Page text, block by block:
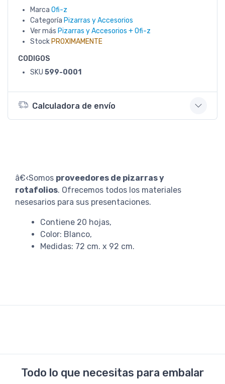
Marca Ofi-z
Categoría Pizarras y Accesorios
Ver más Pizarras y Accesorios + Ofi-z
Stock PROXIMAMENTE
CODIGOS
SKU 599-0001
Calculadora de envío
â€‹Somos proveedores de pizarras y
rotafolios. Ofrecemos todos los materiales
nesesarios para sus presentaciones.
Contiene 20 hojas,
Color: Blanco,
Medidas: 72 cm. x 92 cm.
Todo lo que necesitas para embalar